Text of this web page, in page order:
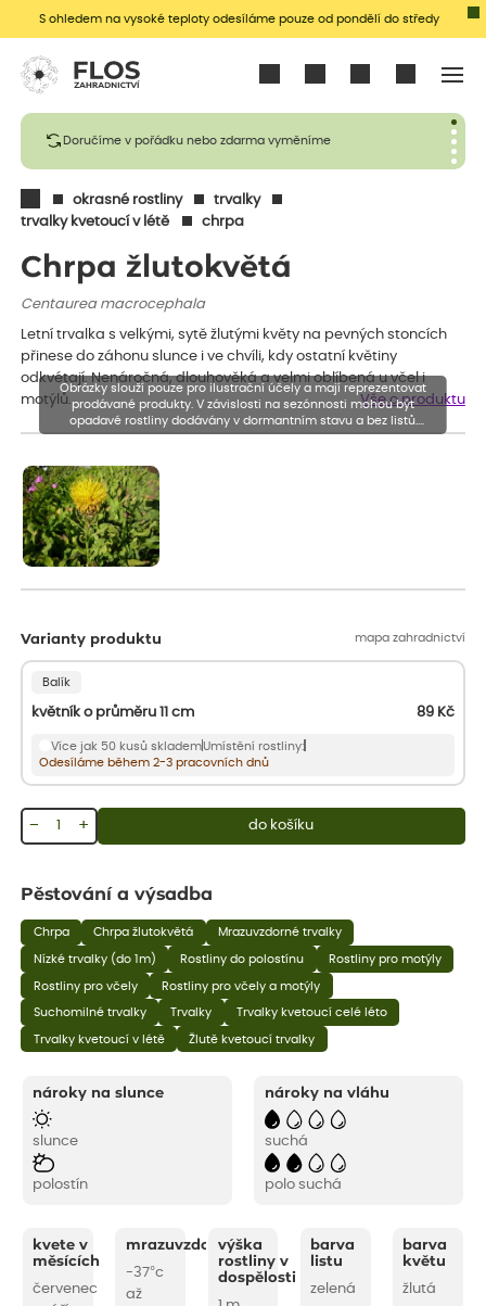
S ohledem na vysoké teploty odesíláme pouze od pondělí do středy
Doručíme v pořádku nebo zdarma vyměníme
okrasné rostliny
trvalky
trvalky kvetoucí v létě
chrpa
Chrpa žlutokvětá
Centaurea macrocephala
Letní trvalka s velkými, sytě žlutými květy na pevných stoncích
přinese do záhonu slunce i ve chvíli, kdy ostatní květiny
odkvétají. Nenáročná, dlouhověká a velmi oblíbená u včel i
motýlů.
Vše o produktu
Varianty produktu mapa zahradnictví
Balík
květník o průměru 11 cm 89 Kč
Více jak 50 kusů sklademUmístění rostliny:
Odesíláme během 2-3 pracovních dnů
+
− do košíku
Obrázky slouží pouze pro ilustrační účely a mají reprezentovat
prodávané produkty. V závislosti na sezónnosti mohou být
opadavé rostliny dodávány v dormantním stavu a bez listů.
Rostliny mohou být také sestřiženy níže, než je uvedená výška,
Pěstování a výsadba
Chrpa Chrpa žlutokvětá Mrazuvzdorné trvalky
Nízké trvalky (do 1m) Rostliny do polostínu Rostliny pro motýly
Rostliny pro včely Rostliny pro včely a motýly
Suchomilné trvalky Trvalky Trvalky kvetoucí celé léto
Trvalky kvetoucí v létě Žlutě kvetoucí trvalky
nároky na slunce
slunce
polostín
nároky na vláhu
suchá
polo suchá
kvete v
měsících
červenec
mrazuvzdornost
-37°c
až
výška
rostliny v
dospělosti
barva
listu
zelená
barva
květu
žlutá